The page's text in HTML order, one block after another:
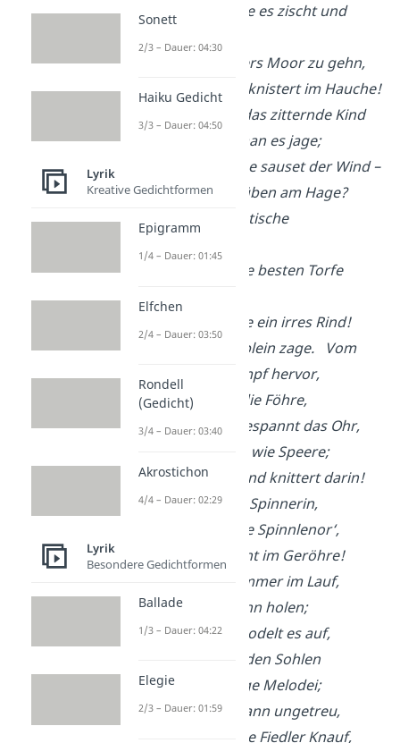
Wenn aus der Spalte es zischt und
O schaurig ist’s übers Moor zu gehn,
Wenn das Röhricht knistert im Hauche!
Fest hält die Fibel das zitternde Kind
Und rennt, als ob man es jage;
Hohl über der Fläche sauset der Wind –
Was raschelt da drüben am Hage?
Das ist der gespenstische
Der dem Meister die besten Torfe
verzecht;
Hu, hu, es bricht wie ein irres Rind!
Hinducket das Knäblein zage.
Vom
Ufer starret Gestumpf hervor,
Unheimlich nicket die Föhre,
Der Knabe rennt, gespannt das Ohr,
Durch Riesenhalme wie Speere;
Und wie es rieselt und knittert darin!
Das ist die unselige Spinnerin,
Das ist die gebannte Spinnlenor‘,
Die den Haspel dreht im Geröhre!
Voran, voran, nur immer im Lauf,
Voran, als woll‘ es ihn holen;
Vor seinem Fuße brodelt es auf,
Es pfeift ihm unter den Sohlen
Wie eine gespenstige Melodei;
Das ist der Geigemann ungetreu,
Das ist der diebische Fiedler Knauf,
Sonett
2/3 – Dauer: 04:30
Haiku Gedicht
3/3 – Dauer: 04:50
Lyrik
Kreative Gedichtformen
Epigramm
1/4 – Dauer: 01:45
Elfchen
2/4 – Dauer: 03:50
Rondell
(Gedicht)
3/4 – Dauer: 03:40
Akrostichon
4/4 – Dauer: 02:29
Lyrik
Besondere Gedichtformen
Ballade
1/3 – Dauer: 04:22
Elegie
2/3 – Dauer: 01:59